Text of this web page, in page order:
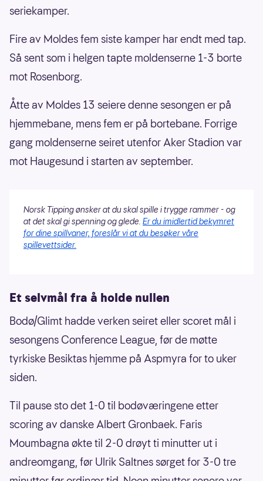
seriekamper.
Fire av Moldes fem siste kamper har endt med tap.
Så sent som i helgen tapte moldenserne 1-3 borte
mot Rosenborg.
Åtte av Moldes 13 seiere denne sesongen er på
hjemmebane, mens fem er på bortebane. Forrige
gang moldenserne seiret utenfor Aker Stadion var
mot Haugesund i starten av september.
Norsk Tipping ønsker at du skal spille i trygge rammer - og
at det skal gi spenning og glede. Er du imidlertid bekymret
for dine spillvaner, foreslår vi at du besøker våre
spillevettsider.
Et selvmål fra å holde nullen
Bodø/Glimt hadde verken seiret eller scoret mål i
sesongens Conference League, før de møtte
tyrkiske Besiktas hjemme på Aspmyra for to uker
siden.
Til pause sto det 1-0 til bodøværingene etter
scoring av danske Albert Gronbaek. Faris
Moumbagna økte til 2-0 drøyt ti minutter ut i
andreomgang, før Ulrik Saltnes sørget for 3-0 tre